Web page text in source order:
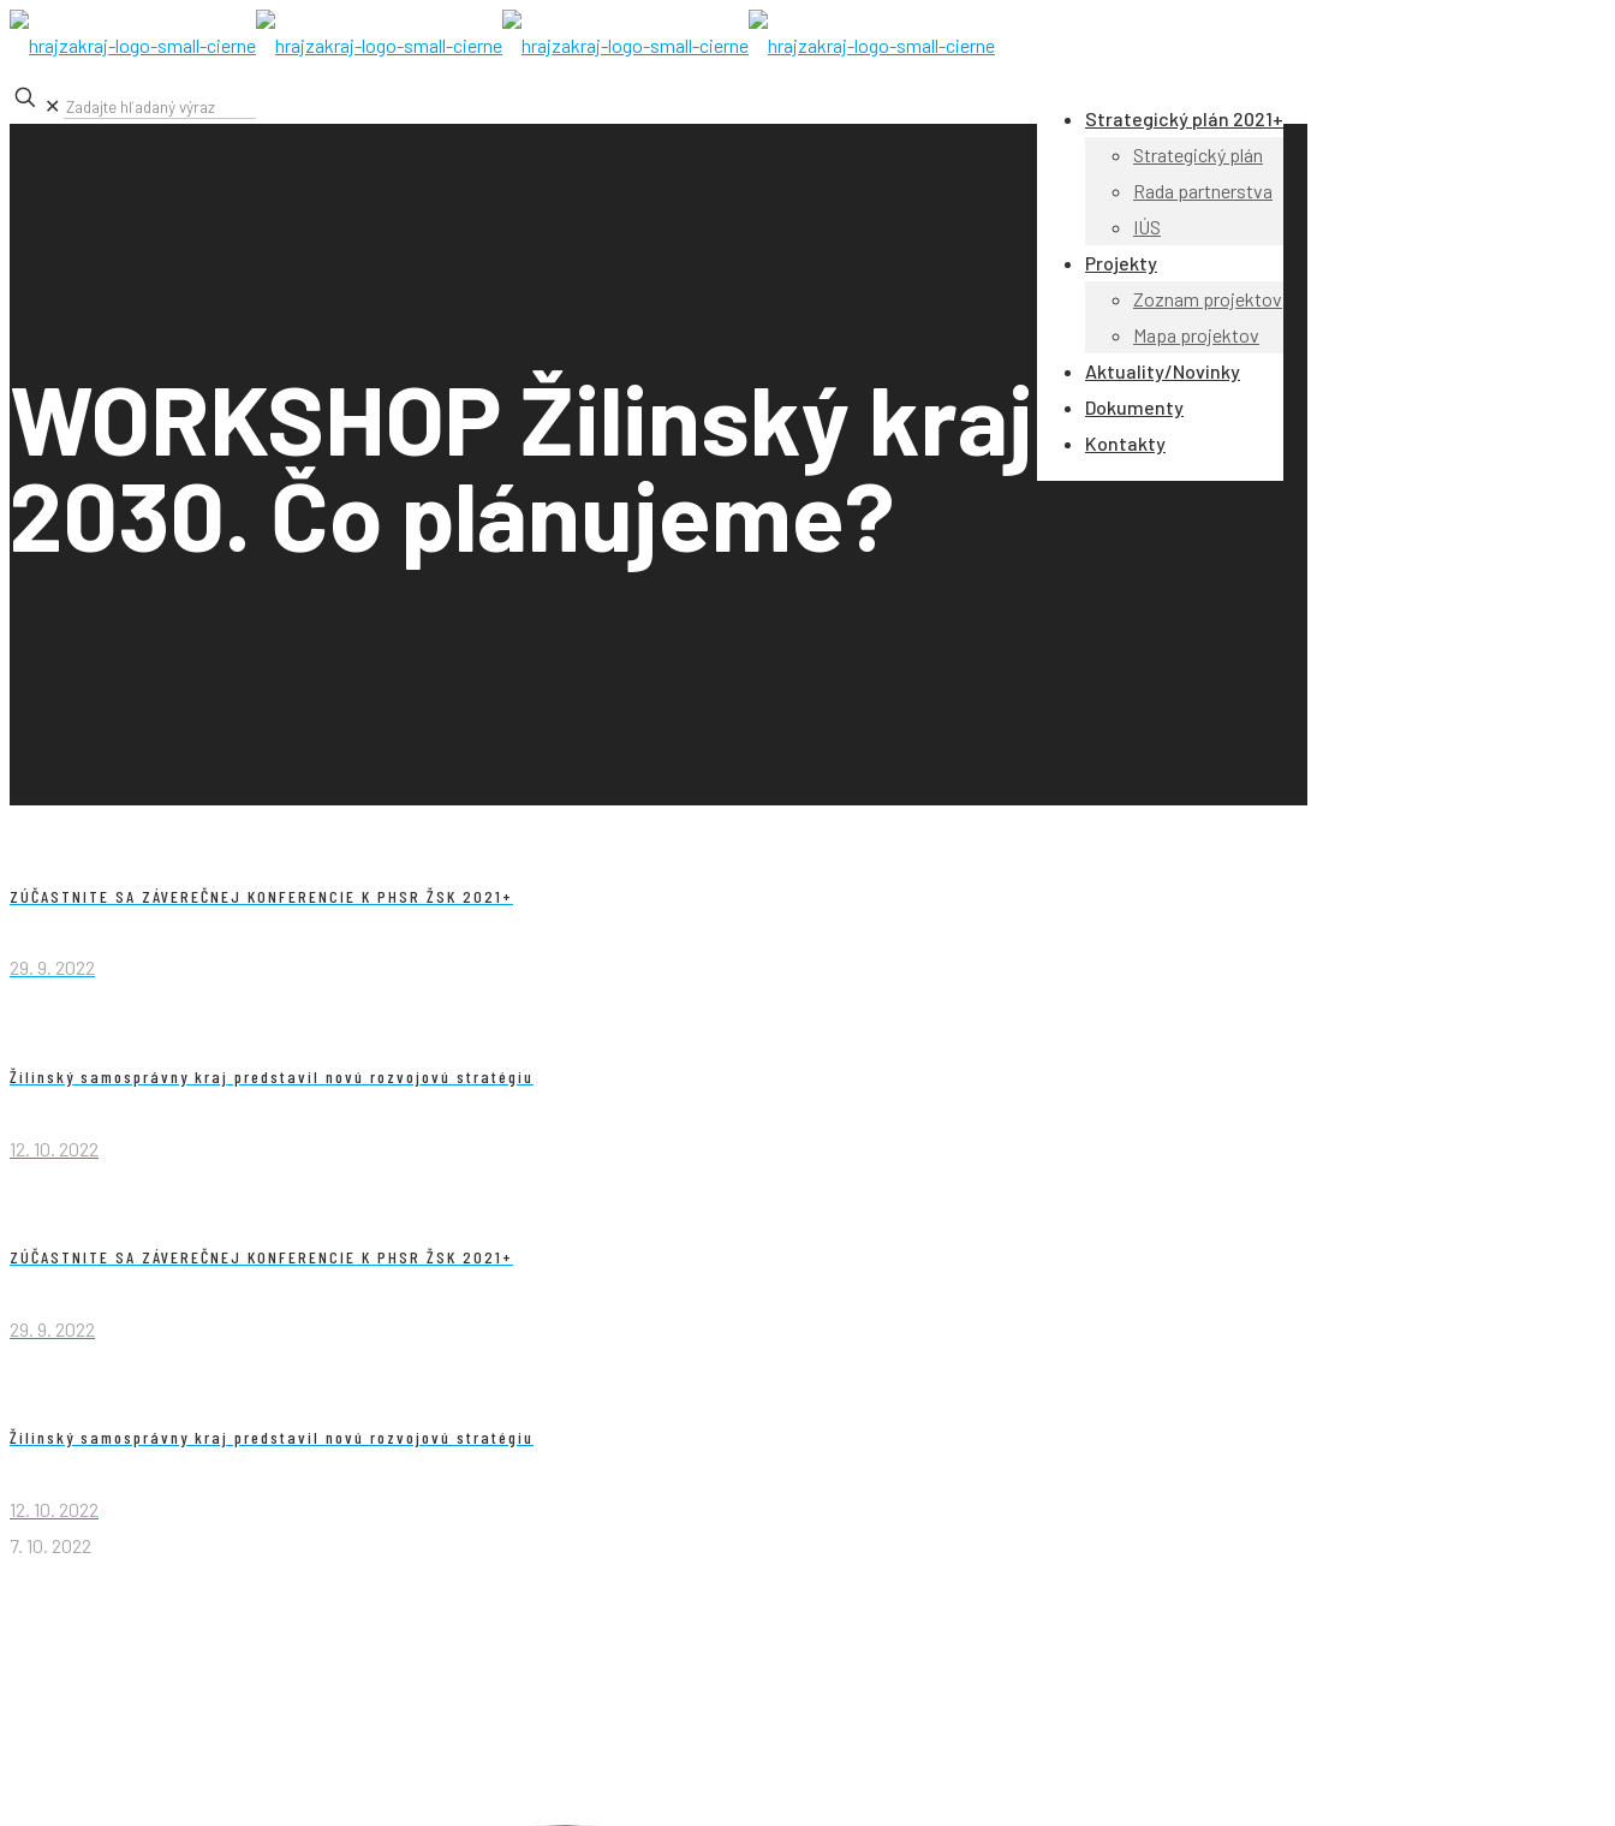
Strategický plán 2021+
Strategický plán
Rada partnerstva
IÚS
Projekty
Zoznam projektov
Mapa projektov
Aktuality/Novinky
Dokumenty
Kontakty
✕
WORKSHOP Žilinský kraj
2030. Čo plánujeme?
ZÚČASTNITE SA ZÁVEREČNEJ KONFERENCIE K PHSR ŽSK 2021+
29. 9. 2022
Žilinský samosprávny kraj predstavil novú rozvojovú stratégiu
12. 10. 2022
ZÚČASTNITE SA ZÁVEREČNEJ KONFERENCIE K PHSR ŽSK 2021+
29. 9. 2022
Žilinský samosprávny kraj predstavil novú rozvojovú stratégiu
12. 10. 2022
7. 10. 2022